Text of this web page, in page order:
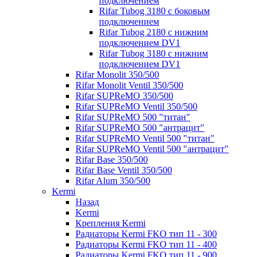
Rifar Tubog 3180 с боковым
подключением
Rifar Tubog 2180 с нижним
подключением DV1
Rifar Tubog 3180 с нижним
подключением DV1
Rifar Monolit 350/500
Rifar Monolit Ventil 350/500
Rifar SUPReMO 350/500
Rifar SUPReMO Ventil 350/500
Rifar SUPReMO 500 "титан"
Rifar SUPReMO 500 "антрацит"
Rifar SUPReMO Ventil 500 "титан"
Rifar SUPReMO Ventil 500 "антрацит"
Rifar Base 350/500
Rifar Base Ventil 350/500
Rifar Alum 350/500
Kermi
Назад
Kermi
Крепления Kermi
Радиаторы Kermi FKO тип 11 - 300
Радиаторы Kermi FKO тип 11 - 400
Радиаторы Kermi FKO тип 11 - 900